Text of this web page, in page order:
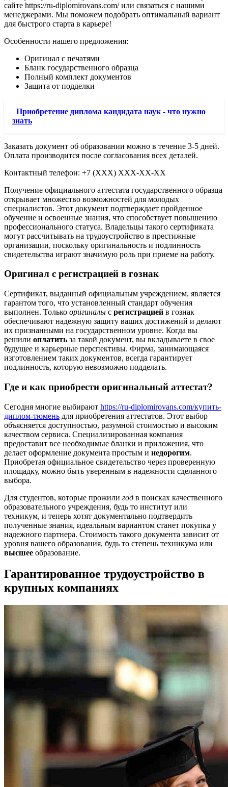
сайте https://ru-diplomirovans.com/ или связаться с нашими
менеджерами. Мы поможем подобрать оптимальный вариант
для быстрого старта в карьере!
Особенности нашего предложения:
Оригинал с печатями
Бланк государственного образца
Полный комплект документов
Защита от подделки
Приобретение диплома кандидата наук - что нужно
знать
Заказать документ об образовании можно в течение 3-5 дней.
Оплата производится после согласования всех деталей.
Контактный телефон: +7 (ХХХ) ХХХ-ХХ-ХХ
Получение официального аттестата государственного образца
открывает множество возможностей для молодых
специалистов. Этот документ подтверждает пройденное
обучение и освоенные знания, что способствует повышению
профессионального статуса. Владельцы такого сертификата
могут рассчитывать на трудоустройство в престижные
организации, поскольку оригинальность и подлинность
свидетельства играют значимую роль при приеме на работу.
Оригинал с регистрацией в гознак
Сертификат, выданный официальным учреждением, является
гарантом того, что установленный стандарт обучения
выполнен. Только оригиналы с регистрацией в гознак
обеспечивают надежную защиту ваших достижений и делают
их признанными на государственном уровне. Когда вы
решили оплатить за такой документ, вы вкладываете в свое
будущее и карьерные перспективы. Фирма, занимающаяся
изготовлением таких документов, всегда гарантирует
подлинность, которую невозможно подделать.
Где и как приобрести оригинальный аттестат?
Сегодня многие выбирают https://ru-diplomirovans.com/купить-
диплом-тюмень для приобретения аттестатов. Этот выбор
объясняется доступностью, разумной стоимостью и высоким
качеством сервиса. Специализированная компания
предоставит все необходимые бланки и приложения, что
делает оформление документа простым и недорогим.
Приобретая официальное свидетельство через проверенную
площадку, можно быть уверенным в надежности сделанного
выбора.
Для студентов, которые прожили год в поисках качественного
образовательного учреждения, будь то институт или
техникум, и теперь хотят документально подтвердить
полученные знания, идеальным вариантом станет покупка у
надежного партнера. Стоимость такого документа зависит от
уровня вашего образования, будь то степень техникума или
высшее образование.
Гарантированное трудоустройство в
крупных компаниях